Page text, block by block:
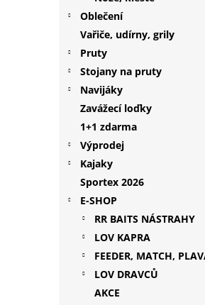
Oblečení
Vařiče, udírny, grily
Pruty
Stojany na pruty
Navijáky
Zavážecí loďky
1+1 zdarma
Výprodej
Kajaky
Sportex 2026
E-SHOP
RR BAITS NÁSTRAHY
LOV KAPRA
FEEDER, MATCH,
LOV DRAVCŮ
AKCE